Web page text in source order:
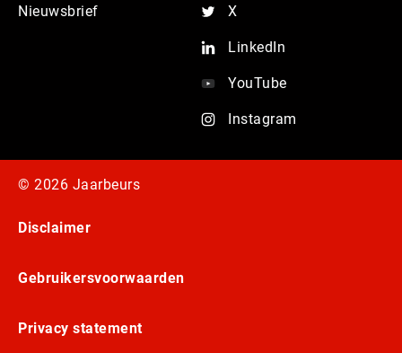
Nieuwsbrief X
LinkedIn
YouTube
Instagram
© 2026 Jaarbeurs
Disclaimer
Gebruikersvoorwaarden
Privacy statement